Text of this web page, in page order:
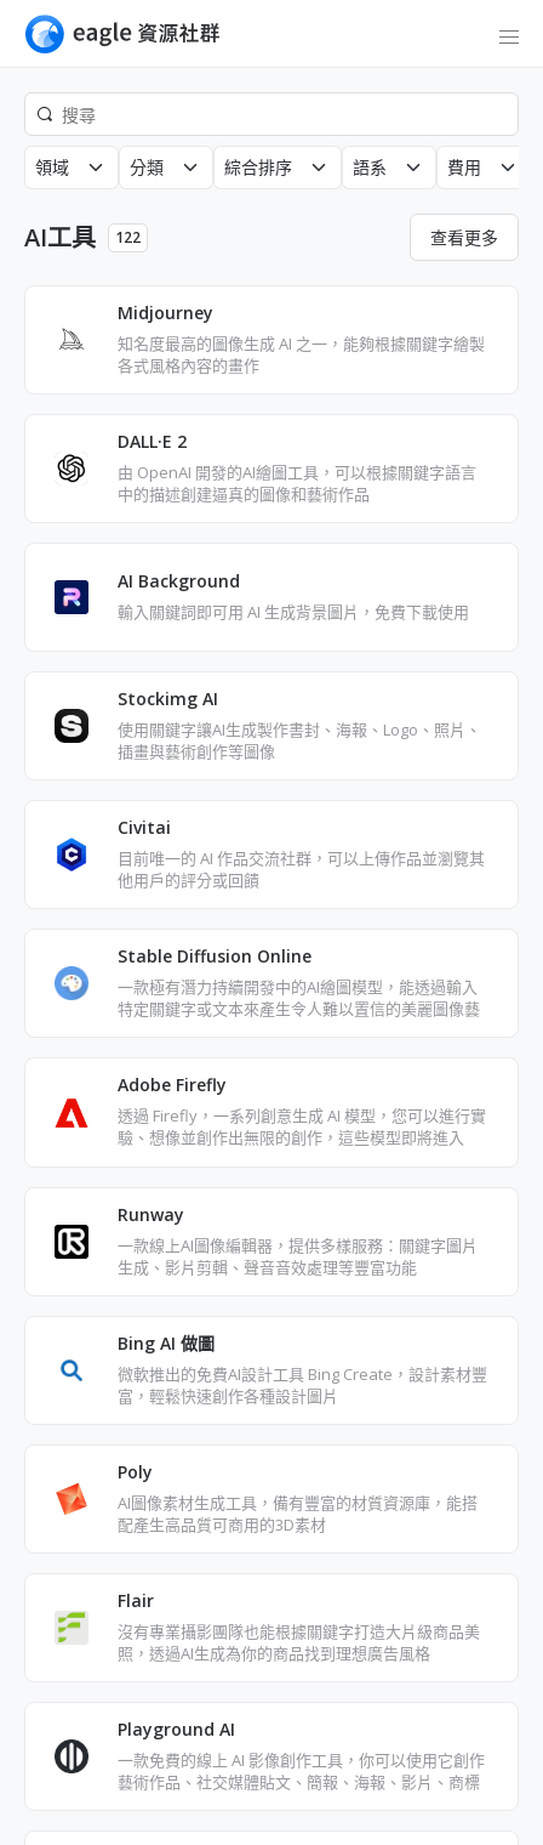
領域 分類 綜合排序 語系 費用
AI工具 122 查看更多
Midjourney
知名度最高的圖像生成 AI 之一，能夠根據關鍵字繪製
各式風格內容的畫作
DALL·E 2
由 OpenAI 開發的AI繪圖工具，可以根據關鍵字語言
中的描述創建逼真的圖像和藝術作品
AI Background
輸入關鍵詞即可用 AI 生成背景圖片，免費下載使用
Stockimg AI
使用關鍵字讓AI生成製作書封、海報、Logo、照片、
插畫與藝術創作等圖像
Civitai
目前唯一的 AI 作品交流社群，可以上傳作品並瀏覽其
他用戶的評分或回饋
Stable Diffusion Online
一款極有潛力持續開發中的AI繪圖模型，能透過輸入
特定關鍵字或文本來產生令人難以置信的美麗圖像藝
Adobe Firefly
透過 Firefly，一系列創意生成 AI 模型，您可以進行實
驗、想像並創作出無限的創作，這些模型即將進入
Runway
一款線上AI圖像編輯器，提供多樣服務：關鍵字圖片
生成、影片剪輯、聲音音效處理等豐富功能
Bing AI 做圖
微軟推出的免費AI設計工具 Bing Create，設計素材豐
富，輕鬆快速創作各種設計圖片
Poly
AI圖像素材生成工具，備有豐富的材質資源庫，能搭
配產生高品質可商用的3D素材
Flair
沒有專業攝影團隊也能根據關鍵字打造大片級商品美
照，透過AI生成為你的商品找到理想廣告風格
Playground AI
一款免費的線上 AI 影像創作工具，你可以使用它創作
藝術作品、社交媒體貼文、簡報、海報、影片、商標